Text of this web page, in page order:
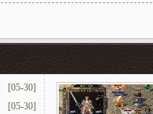
[05-30]
[05-30]